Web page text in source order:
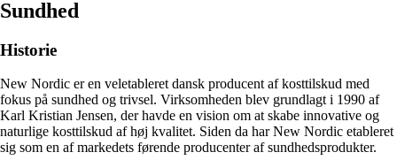
Sundhed
Historie
New Nordic er en veletableret dansk producent af kosttilskud med
fokus på sundhed og trivsel. Virksomheden blev grundlagt i 1990 af
Karl Kristian Jensen, der havde en vision om at skabe innovative og
naturlige kosttilskud af høj kvalitet. Siden da har New Nordic etableret
sig som en af markedets førende producenter af sundhedsprodukter.